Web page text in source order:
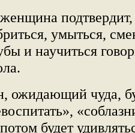
подтвердит,
умыться,
и научиться
ожидающий чуда,
будет